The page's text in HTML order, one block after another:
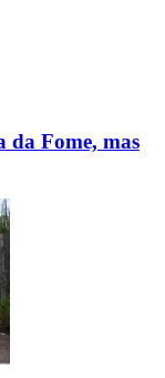
da Fome, mas